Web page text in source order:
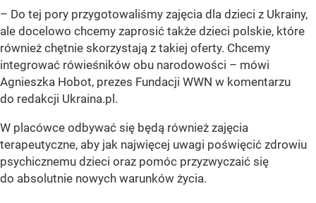
– Do tej pory przygotowaliśmy zajęcia dla dzieci z Ukrainy,
ale docelowo chcemy zaprosić także dzieci polskie, które
również chętnie skorzystają z takiej oferty. Chcemy
integrować rówieśników obu narodowości – mówi
Agnieszka Hobot, prezes Fundacji WWN w komentarzu
do redakcji Ukraina.pl.
W placówce odbywać się będą również zajęcia
terapeutyczne, aby jak najwięcej uwagi poświęcić zdrowiu
psychicznemu dzieci oraz pomóc przyzwyczaić się
do absolutnie nowych warunków życia.